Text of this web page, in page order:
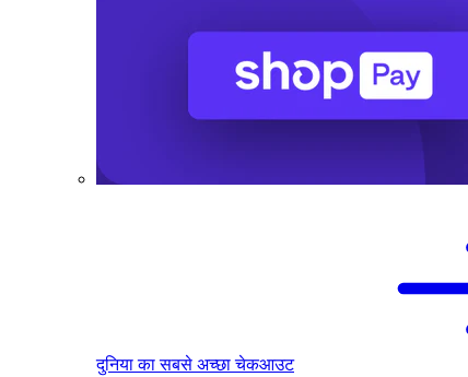
दुनिया का सबसे अच्छा चेकआउट